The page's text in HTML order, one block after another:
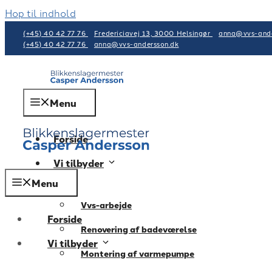
Hop til indhold
(+45) 40 42 77 76 Fredericiavej 13, 3000 Helsingør
anna@vvs-
(+45) 40 42 77 76
anna@vvs-andersson.dk
Menu
Forside
Vi tilbyder
Vvs-arbejde
Renovering af badeværelse
Montering af varmepumpe
Menu
Forside
Vi tilbyder